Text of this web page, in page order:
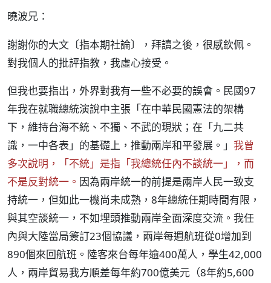
曉波兄：
謝謝你的大文〔指本期社論〕，拜讀之後，很感欽佩。
對我個人的批評指教，我虛心接受。
但我也要指出，外界對我有一些不必要的誤會。民國97
年我在就職總統演說中主張「在中華民國憲法的架構
下，維持台海不統、不獨、不武的現狀；在「九二共
識，一中各表」的基礎上，推動兩岸和平發展。」 我曾
多次說明，「不統」是指「我總統任內不談統一」，而
不是反對統一。 因為兩岸統一的前提是兩岸人民一致支
持統一，但如此一機尚未成熟，8年總統任期時間有限，
與其空談統一，不如埋頭推動兩岸全面深度交流。我任
內與大陸當局簽訂23個協議，兩岸每週航班從0增加到
890個來回航班。陸客來台每年逾400萬人，學生42,000
人，兩岸貿易我方順差每年約700億美元（8年約5,600